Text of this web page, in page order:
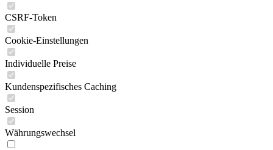
CSRF-Token
Cookie-Einstellungen
Individuelle Preise
Kundenspezifisches Caching
Session
Währungswechsel